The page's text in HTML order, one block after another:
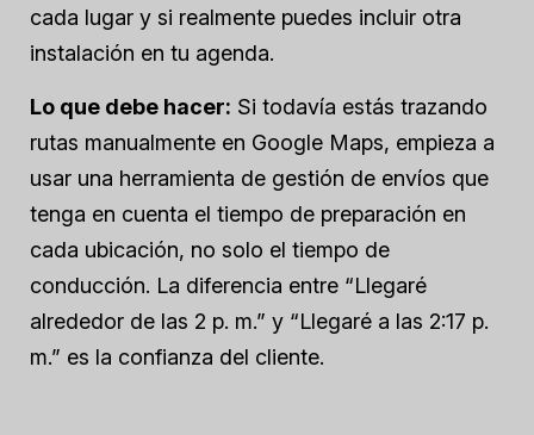
cada lugar y si realmente puedes incluir otra
instalación en tu agenda.
Lo que debe hacer: Si todavía estás trazando
rutas manualmente en Google Maps, empieza a
usar una herramienta de gestión de envíos que
tenga en cuenta el tiempo de preparación en
cada ubicación, no solo el tiempo de
conducción. La diferencia entre “Llegaré
alrededor de las 2 p. m.” y “Llegaré a las 2:17 p.
m.” es la confianza del cliente.